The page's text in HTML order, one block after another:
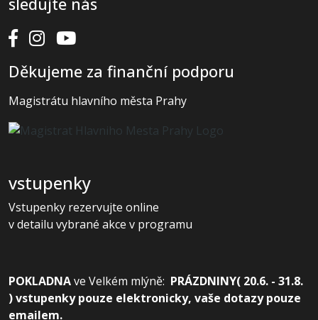
Děkujeme za finanční podporu
Magistrátu hlavního města Prahy
vstupenky
Vstupenky rezervujte online
v detailu vybrané akce v programu
POKLADNAve Velkém mlýně: PRÁZDNINY( 20.6. - 31.8.
) vstupenky pouze elektronicky, vaše dotazy pouze
emailem.